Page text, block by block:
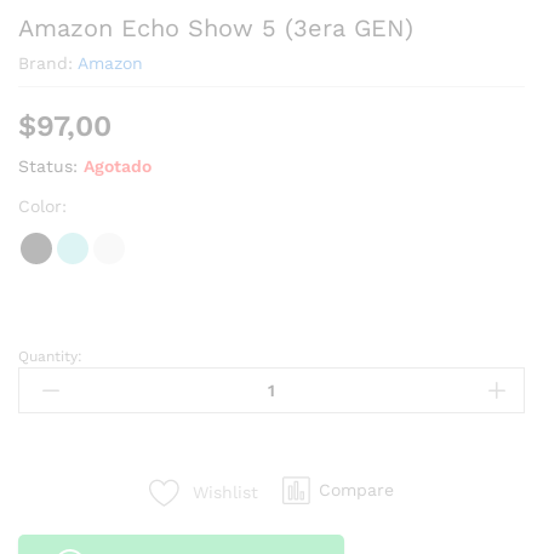
Amazon Echo Show 5 (3era GEN)
Brand: Amazon
$97,00
Status: Agotado
Color:
Quantity:
Wishlist Compare